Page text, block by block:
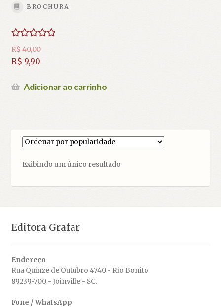
BROCHURA
Avaliação
5.00de 5
R$40,00
O
original
R$ 9,90
preçoAdicionar ao carrinho
Exibindo um único resultado
Editora Grafar
Endereço
Rua Quinze de Outubro 4740 - Rio Bonito
89239-700 - Joinville - SC.
Fone / WhatsApp